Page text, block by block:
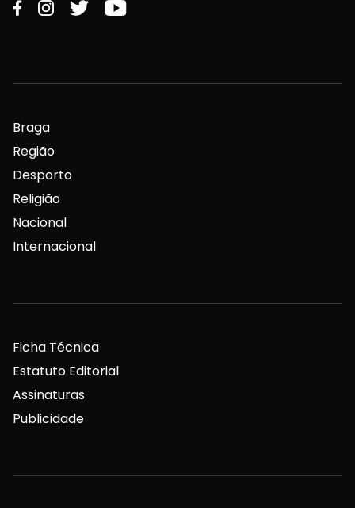
Braga
Região
Desporto
Religião
Nacional
Internacional
Ficha Técnica
Estatuto Editorial
Assinaturas
Publicidade